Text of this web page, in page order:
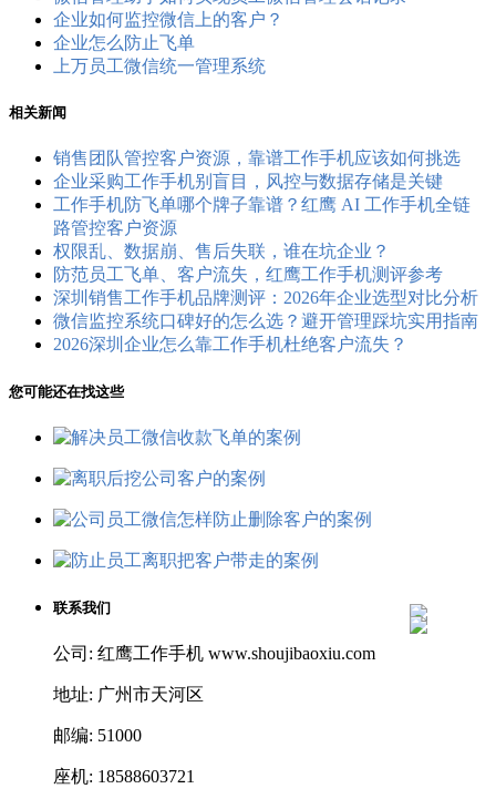
企业如何监控微信上的客户？
企业怎么防止飞单
上万员工微信统一管理系统
相关新闻
销售团队管控客户资源，靠谱工作手机应该如何挑选
企业采购工作手机别盲目，风控与数据存储是关键
工作手机防飞单哪个牌子靠谱？红鹰 AI 工作手机全链
路管控客户资源
权限乱、数据崩、售后失联，谁在坑企业？
防范员工飞单、客户流失，红鹰工作手机测评参考
深圳销售工作手机品牌测评：2026年企业选型对比分析
微信监控系统口碑好的怎么选？避开管理踩坑实用指南
2026深圳企业怎么靠工作手机杜绝客户流失？
您可能还在找这些
联系我们
公司: 红鹰工作手机 www.shoujibaoxiu.com
地址: 广州市天河区
邮编: 51000
座机: 18588603721